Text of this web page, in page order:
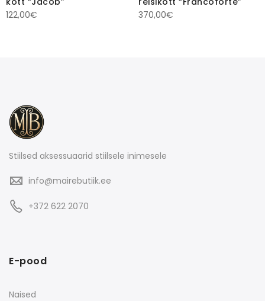
122,00€
370,00€
Stiilsed aksessuaarid stiilsele inimesele
info@mairebutiik.ee
+372 622 2070
E-pood
Naised